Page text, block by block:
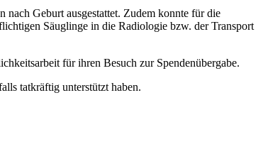
Geburt ausgestattet. Zudem konnte für die
Säuglinge in die Radiologie bzw. der Transport
für ihren Besuch zur Spendenübergabe.
tatkräftig unterstützt haben.